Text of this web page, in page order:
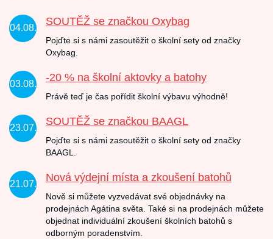
04.08.
SOUTĚŽ se značkou Oxybag
Pojďte si s námi zasoutěžit o školní sety od značky
Oxybag.
03.08.
-20 % na školní aktovky a batohy
Právě teď je čas pořídit školní výbavu výhodně!
23.07.
SOUTĚŽ se značkou BAAGL
Pojďte si s námi zasoutěžit o školní sety od značky
BAAGL.
21.07.
Nová výdejní místa a zkoušení batohů
Nově si můžete vyzvedávat své objednávky na
prodejnách Agátina světa. Také si na prodejnách můžete
objednat individuální zkoušení školních batohů s
odborným poradenstvím.